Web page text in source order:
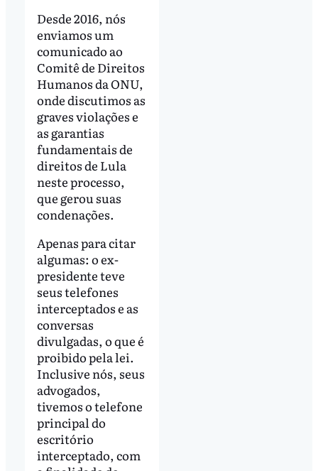
Desde 2016, nós
enviamos um
comunicado ao
Comitê de Direitos
Humanos da ONU,
onde discutimos as
graves violações e
as garantias
fundamentais de
direitos de Lula
neste processo,
que gerou suas
condenações.
Apenas para citar
algumas: o ex-
presidente teve
seus telefones
interceptados e as
conversas
divulgadas, o que é
proibido pela lei.
Inclusive nós, seus
advogados,
tivemos o telefone
principal do
escritório
interceptado, com